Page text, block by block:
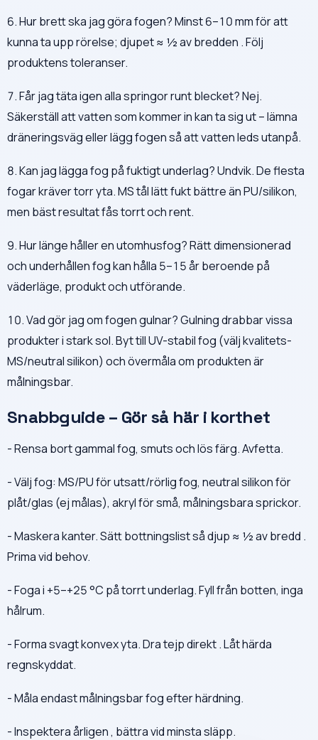
6. Hur brett ska jag göra fogen? Minst 6–10 mm för att
kunna ta upp rörelse; djupet ≈ ½ av bredden . Följ
produktens toleranser.
7. Får jag täta igen alla springor runt blecket? Nej.
Säkerställ att vatten som kommer in kan ta sig ut – lämna
dräneringsväg eller lägg fogen så att vatten leds utanpå.
8. Kan jag lägga fog på fuktigt underlag? Undvik. De flesta
fogar kräver torr yta. MS tål lätt fukt bättre än PU/silikon,
men bäst resultat fås torrt och rent.
9. Hur länge håller en utomhusfog? Rätt dimensionerad
och underhållen fog kan hålla 5–15 år beroende på
väderläge, produkt och utförande.
10. Vad gör jag om fogen gulnar? Gulning drabbar vissa
produkter i stark sol. Byt till UV-stabil fog (välj kvalitets-
MS/neutral silikon) och övermåla om produkten är
målningsbar.
Snabbguide – Gör så här i korthet
- Rensa bort gammal fog, smuts och lös färg. Avfetta.
- Välj fog: MS/PU för utsatt/rörlig fog, neutral silikon för
plåt/glas (ej målas), akryl för små, målningsbara sprickor.
- Maskera kanter. Sätt bottningslist så djup ≈ ½ av bredd .
Prima vid behov.
- Foga i +5–+25 °C på torrt underlag. Fyll från botten, inga
hålrum.
- Forma svagt konvex yta. Dra tejp direkt . Låt härda
regnskyddat.
- Måla endast målningsbar fog efter härdning.
- Inspektera årligen , bättra vid minsta släpp.